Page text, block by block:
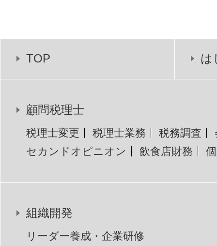
TOP は
顧問税理士
税理士変更 税理士業務 税務調査
セカンドオピニオン
飲食店財務
組織開発
リーダー養成・企業研修